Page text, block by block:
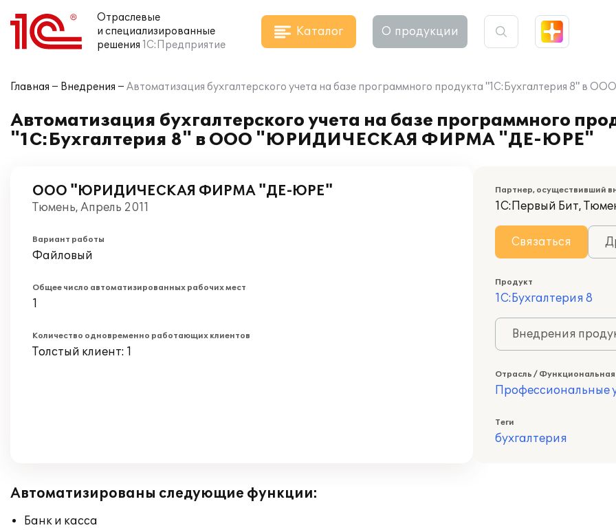
Отраслевые
и специализированные
решения 1С:Предприятие
Каталог О продукции
Главная Внедрения Автоматизация бухгалтерского учета на базе программного продукта "1С:Бухгалтерия
Автоматизация бухгалтерского учета на базе программного
"1С:Бухгалтерия 8" в ООО "ЮРИДИЧЕСКАЯ ФИРМА "ДЕ-ЮРЕ"
ООО "ЮРИДИЧЕСКАЯ ФИРМА "ДЕ-ЮРЕ"
Тюмень, Апрель 2011
Вариант работы
Файловый
Общее число автоматизированных рабочих мест
1
Количество одновременно работающих клиентов
Толстый клиент: 1
Партнер, осуществивший
1С:Первый Бит,
Связаться
Продукт
1С:Бухгалтерия 8
Внедрения
Отрасль / Функциональная
Профессиональные
Теги
бухгалтерия
Автоматизированы следующие функции:
Банк и касса